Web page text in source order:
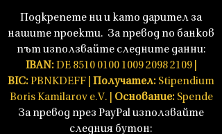
Подкрепете ни и като дарител за
нашите проекти. За превод по банков
път използвайте следните данни:
IBAN:DE 8510 0100 1009 20982109 |
BIC: PBNKDEFF | Получател: Stipendium
Boris Kamilarov e.V. | Основание: Spende
За превод през PayPal използвайте
следния бутон: